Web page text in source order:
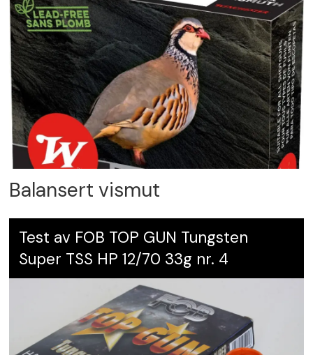
Balansert vismut
Test av FOB TOP GUN Tungsten
Super TSS HP 12/70 33g nr. 4